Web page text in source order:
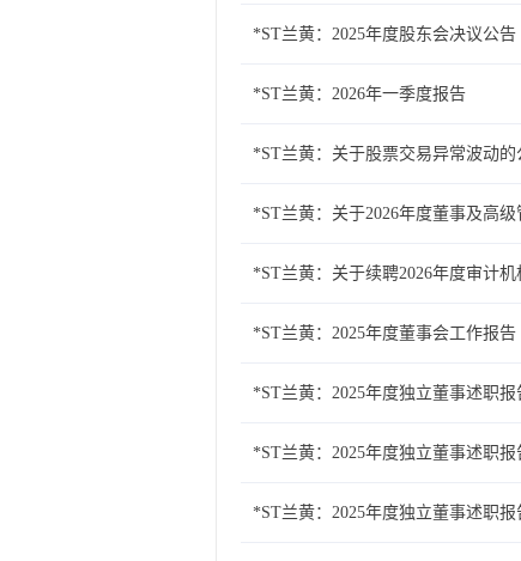
*ST兰黄：2025年度股东会决议公告
*ST兰黄：2026年一季度报告
*ST兰黄：关于股票交易异常波动的
*ST兰黄：关于2026年度董事及高
*ST兰黄：关于续聘2026年度审计机
*ST兰黄：2025年度董事会工作报告
*ST兰黄：2025年度独立董事述职报
*ST兰黄：2025年度独立董事述职报
*ST兰黄：2025年度独立董事述职报